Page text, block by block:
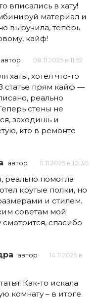
вписались в хату!
материал и
выручила, теперь
кайф!
автор 08.11.2025 в 11:52
хаты, хотел что-то
статье прям кайф —
реально
стены не
заходишь и
кто в ремонте
автор 11.11.2025 в 10:30
реально помогла
крутые полки, но
и стилем.
советам мой
спасибо
автор
14.11.2025 в
Как-то искала
комнату – в итоге